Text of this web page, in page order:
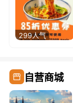
299人气
自营商城